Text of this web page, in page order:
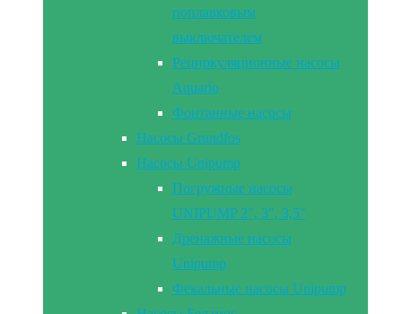
поплавковым
выключателем
Рециркуляционные насосы
Aquario
Фонтанные насосы
Насосы Grundfos
Насосы Unipump
Погружные насосы
UNIPUMP 2″, 3″, 3,5″
Дренажные насосы
Unipump
Фекальные насосы Unipump